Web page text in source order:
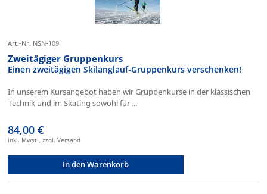
Art.-Nr. NSN-109
Zweitägiger Gruppenkurs
Einen zweitägigen Skilanglauf-Gruppenkurs verschenken!
In unserem Kursangebot haben wir Gruppenkurse in der klassischen
Technik und im Skating sowohl für ...
84,00 €
inkl. Mwst., zzgl. Versand
In den Warenkorb